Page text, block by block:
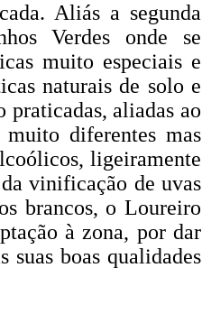
Aliás a segunda
Verdes onde se
muito especiais e
naturais de solo e
praticadas, aliadas ao
diferentes mas
ligeiramente
vinificação de uvas
brancos, o Loureiro
à zona, por dar
boas qualidades